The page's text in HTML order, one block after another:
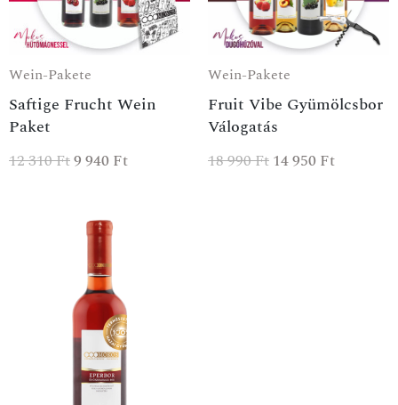
Wein-Pakete
Saftige Frucht Wein
Paket
12 310Ft9 940 Ft
Wein-Pakete
Fruit Vibe Gyümölcsbor
Válogatás
18 990Ft14 950 Ft